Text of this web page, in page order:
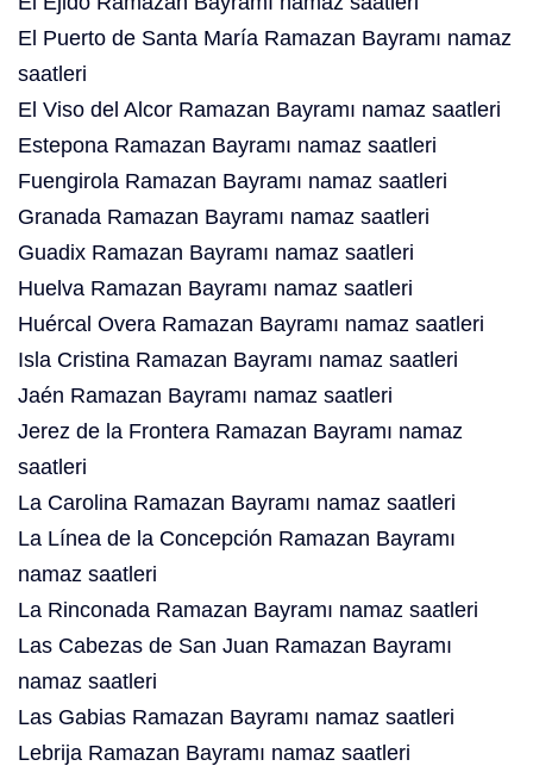
El Puerto de Santa María Ramazan Bayramı namaz
saatleri
El Viso del Alcor Ramazan Bayramı namaz saatleri
Estepona Ramazan Bayramı namaz saatleri
Fuengirola Ramazan Bayramı namaz saatleri
Granada Ramazan Bayramı namaz saatleri
Guadix Ramazan Bayramı namaz saatleri
Huelva Ramazan Bayramı namaz saatleri
Huércal Overa Ramazan Bayramı namaz saatleri
Isla Cristina Ramazan Bayramı namaz saatleri
Jaén Ramazan Bayramı namaz saatleri
Jerez de la Frontera Ramazan Bayramı namaz
saatleri
La Carolina Ramazan Bayramı namaz saatleri
La Línea de la Concepción Ramazan Bayramı
namaz saatleri
La Rinconada Ramazan Bayramı namaz saatleri
Las Cabezas de San Juan Ramazan Bayramı
namaz saatleri
Las Gabias Ramazan Bayramı namaz saatleri
Lebrija Ramazan Bayramı namaz saatleri